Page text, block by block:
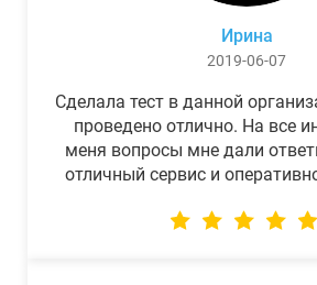
Ирина
2019-06-07
Сделала тест в данной
проведено отлично. На все
меня вопросы мне дали
отличный сервис и